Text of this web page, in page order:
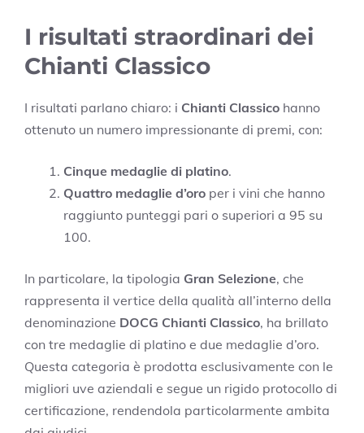
I risultati straordinari dei
Chianti Classico
I risultati parlano chiaro: i Chianti Classico hanno
ottenuto un numero impressionante di premi, con:
Cinque medaglie di platino.
Quattro medaglie d’oro per i vini che hanno
raggiunto punteggi pari o superiori a 95 su
100.
In particolare, la tipologia Gran Selezione, che
rappresenta il vertice della qualità all’interno della
denominazione DOCG Chianti Classico, ha brillato
con tre medaglie di platino e due medaglie d’oro.
Questa categoria è prodotta esclusivamente con le
migliori uve aziendali e segue un rigido protocollo di
certificazione, rendendola particolarmente ambita